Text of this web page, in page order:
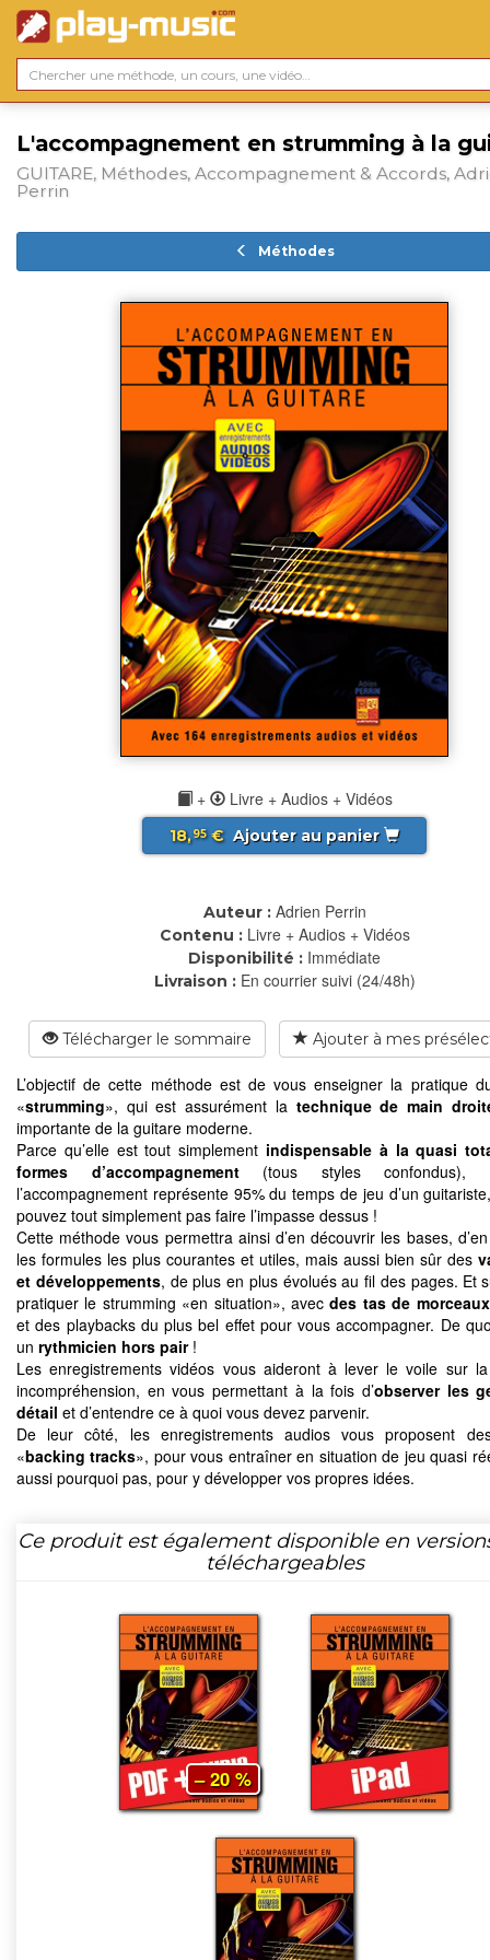
L'accompagnement en strumming à la
GUITARE, Méthodes, Accompagnement & Accords,
Perrin
Méthodes
+ Livre + Audios + Vidéos
18,95€ Ajouter au panier
Auteur : Adrien Perrin
Contenu : Livre + Audios + Vidéos
Disponibilité : Immédiate
Livraison : En courrier suivi (24/48h)
Télécharger le sommaire Ajouter à mes
L’objectif de cette méthode est de vous enseigner la pratique
«strumming», qui est assurément la technique de main
importante de la guitare moderne.
Parce qu’elle est tout simplement indispensable à la quasi
formes d’accompagnement(tous styles confondus),
l’accompagnement représente 95% du temps de jeu d’un
pouvez tout simplement pas faire l’impasse dessus !
Cette méthode vous permettra ainsi d’en découvrir les bases,
les formules les plus courantes et utiles, mais aussi bien sûr des
et développements, de plus en plus évolués au fil des pages. Et
pratiquer le strumming «en situation», avecdes tas de
et des playbacks du plus bel effet pour vous accompagner. De
un rythmicien hors pair!
Les enregistrements vidéos vous aideront à lever le voile sur
incompréhension, en vous permettant à la fois d’observer les
détail et d’entendre ce à quoi vous devez parvenir.
De leur côté, les enregistrements audios vous proposent
«backing tracks», pour vous entraîner en situation de jeu quasi
aussi pourquoi pas, pour y développer vos propres idées.
Ce produit est également disponible en
téléchargeables
– 20 %